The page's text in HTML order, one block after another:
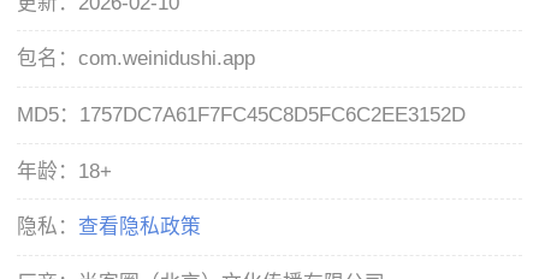
包名：com.weinidushi.app
MD5： 1757DC7A61F7FC45C8D5FC6C2EE3152D
年龄： 18+
隐私： 查看隐私政策